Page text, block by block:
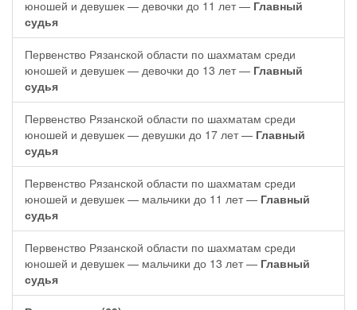
юношей и девушек — девочки до 11 лет — Главный
судья
Первенство Рязанской области по шахматам среди
юношей и девушек — девочки до 13 лет — Главный
судья
Первенство Рязанской области по шахматам среди
юношей и девушек — девушки до 17 лет — Главный
судья
Первенство Рязанской области по шахматам среди
юношей и девушек — мальчики до 11 лет — Главный
судья
Первенство Рязанской области по шахматам среди
юношей и девушек — мальчики до 13 лет — Главный
судья